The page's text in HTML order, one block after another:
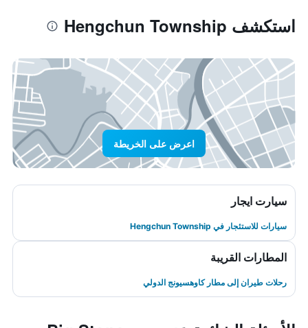
استكشف Hengchun Township
اعرض على الخريطة
سيارت ايجار
سيارات للاستئجار في Hengchun Township
المطارات القريبة
رحلات طيران إلى مطار كاوهسيونج الدولي